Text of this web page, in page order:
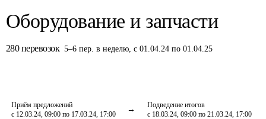
Оборудование и запчасти
280 перевозок 5–6 пер. в неделю,с 01.04.24 по 01.04.25
Приём предложений
с 12.03.24, 09:00 по 17.03.24, 17:00
Подведение итогов
с 18.03.24, 09:00 по 21.03.24, 17:00